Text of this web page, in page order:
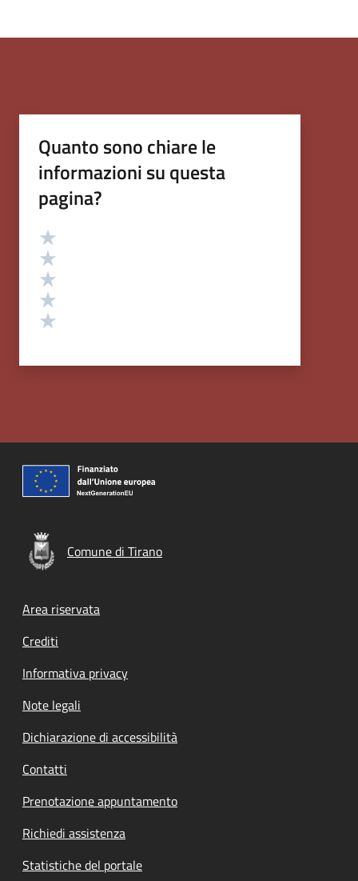
Quanto sono chiare le
informazioni su questa
pagina?
Valutazione
Comune di Tirano
Footer menu
Area riservata
Crediti
Informativa privacy
Note legali
Dichiarazione di accessibilità
Contatti
Prenotazione appuntamento
Richiedi assistenza
Statistiche del portale